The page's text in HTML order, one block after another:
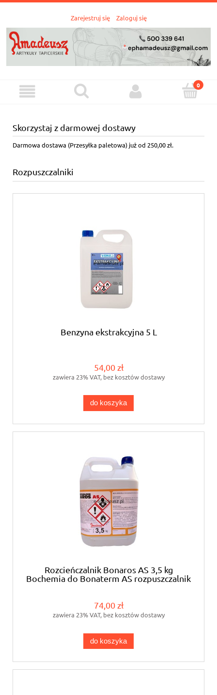
Zarejestruj się Zaloguj się
Skorzystaj z darmowej dostawy
Darmowa dostawa (Przesyłka paletowa) już od 250,00 zł.
Rozpuszczalniki
Benzyna ekstrakcyjna 5 L
54,00 zł
zawiera 23% VAT, bez kosztów dostawy
do koszyka
Rozcieńczalnik Bonaros AS 3,5 kg
Bochemia do Bonaterm AS rozpuszczalnik
74,00 zł
zawiera 23% VAT, bez kosztów dostawy
do koszyka